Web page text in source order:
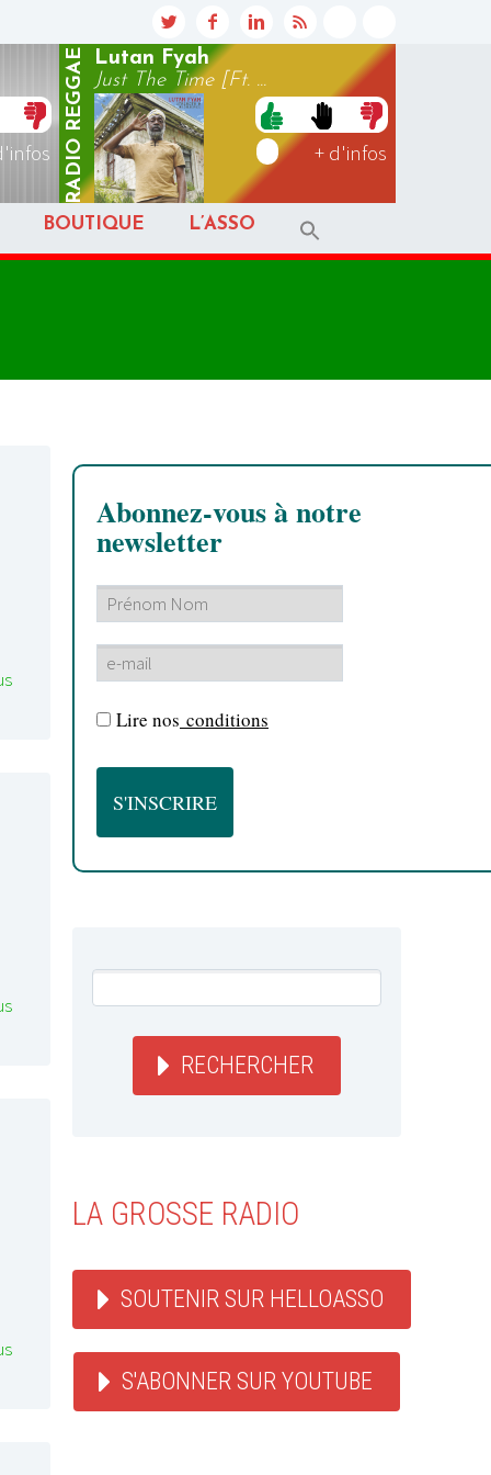
RADIO
REGGAE
Lutan Fyah
Just The Time [Ft. ...
+ d'infos
BOUTIQUE L’ASSO
Abonnez-vous à notre
newsletter
Lire nos conditions
RECHERCHER
LA GROSSE RADIO
SOUTENIR SUR HELLOASSO
S'ABONNER SUR YOUTUBE